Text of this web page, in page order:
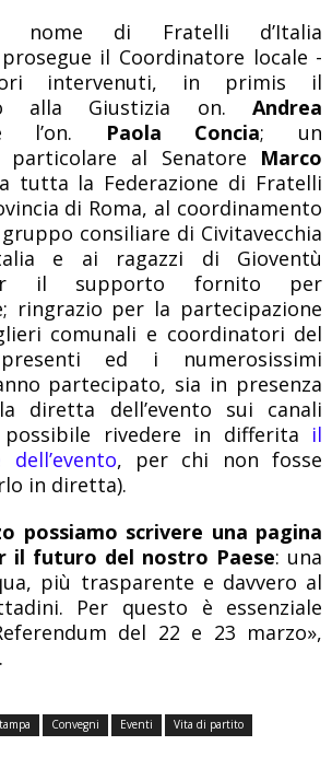
nome di Fratelli d’Italia
il Coordinatore locale -
intervenuti, in primis il
alla Giustizia on.Andrea
Paola Concia; un
particolare al Senatore Marco
tutta la Federazione di Fratelli
di Roma, al coordinamento
consiliare di Civitavecchia
e ai ragazzi di Gioventù
il supporto fornito per
ringrazio per la partecipazione
comunali e coordinatori del
ed i numerosissimi
partecipato, sia in presenza
diretta dell’evento sui canali
rivedere in differita il
, per chi non fosse
in diretta).
possiamo scrivere una pagina
il futuro del nostro Paese: una
più trasparente e davvero al
Per questo è essenziale
del 22 e 23 marzo»,
Convegni Eventi Vita di partito